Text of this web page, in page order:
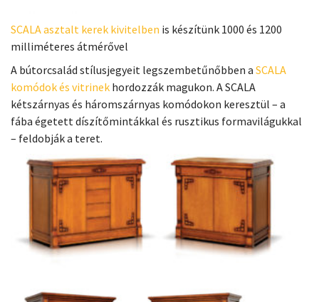
SCALA asztalt kerek kivitelben is készítünk 1000 és 1200
milliméteres átmérővel
A bútorcsalád stílusjegyeit legszembetűnőbben a SCALA
komódok és vitrinek hordozzák magukon. A SCALA
kétszárnyas és háromszárnyas komódokon keresztül – a
fába égetett díszítőmintákkal és rusztikus formavilágukkal
– feldobják a teret.